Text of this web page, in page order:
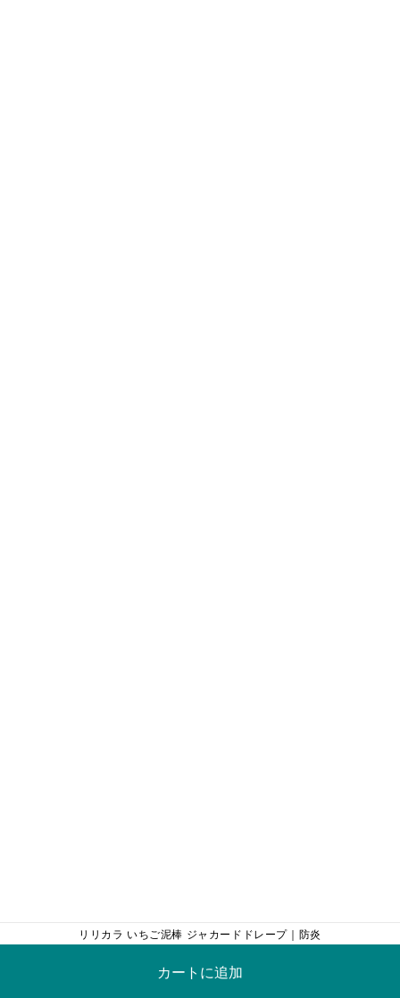
カートに追加
リリカラ いちご泥棒 ジャカードドレープ｜防炎